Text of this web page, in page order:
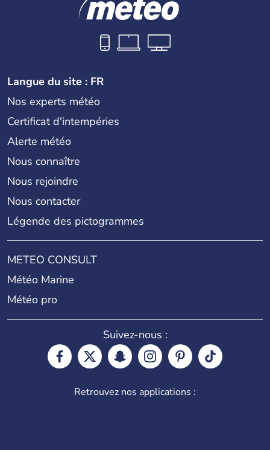
Langue du site : FR
Nos experts météo
Certificat d'intempéries
Alerte météo
Nous connaître
Nous rejoindre
Nous contacter
Légende des pictogrammes
METEO CONSULT
Météo Marine
Météo pro
Suivez-nous :
Retrouvez nos applications :